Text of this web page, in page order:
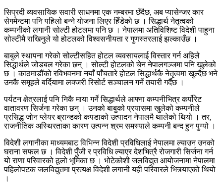
सिप्रदी व्यवसायिक सवारी साधनमा एक नम्बरमा छँदैछ, अब प्यासेन्जर कार
सेगमेन्टमा पनि पहिलो बन्ने योजना लिएर हिँडेको छ । सिद्धार्थ नेतृत्वको
कम्पनीको लगानी सोल्टी होटलमा पनि छ । नेपालमा अतिविशिष्ट विदेशी पाहुना
सोल्टीमै राखिनुले यो होटलको विश्वसनीयता र गुणस्तरलाई झल्काउँछ ।
बाबुले स्थापना गरेको सोल्टीसहित होटल व्यवसायलाई विस्तार गर्न अहिले
सिद्धार्थले जोडबल गरेका छन् । सोल्टी होटलको चेन नेपालगञ्जमा पनि खुलेको
छ । काठमाडौंको रविभवनमा नयाँ पाँचतारे होटल सिद्धार्थकै नेतृत्वमा खुल्दैछ भने
उनकै समूहले बर्दियामा लक्जरी रिसोर्ट सञ्चालन गर्ने तयारी गर्दैछ ।
पर्यटन क्षेत्रलाई पनि निकै माया गर्ने सिद्धार्थले आफ्ना कम्पनीभित्र कर्पोरेट
वातावरण सिर्जना गरेका छन् । उनको बाबुको प्रयासमा खुलेको कम्पनीले
प्रसिद्ध जोन प्लेयर ब्रान्डको कपडाको उत्पादन नेपालमै थालेको थियो । तर,
राजनीतिक अस्थिरताका कारण उत्पन्न श्रम समस्याले कम्पनी बन्द हुन पुग्यो ।
विदेशी लगानीका माध्यमबाट विभिन्न विदेशी प्रविधिलाई नेपालमा ल्याउन उनको
घराना सफल छ । विदेशी पुँजी र प्रविधि ल्याएर देशभित्रै रोजगारी सिर्जना गर्न
यो राणा परिवारको ठूलो भूमिका छ । भोटेकोशी जलविद्युत आयोजनामा नेपालमा
पहिलोपटक जलविद्युतमा प्रत्यक्ष विदेशी लगानी यही परिवारले भित्र्याएको थियो
।